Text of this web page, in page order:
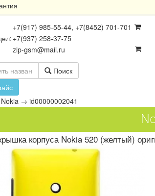
+7(917) 985-55-44, +7(8452) 701-701
+7(937) 258-37-75
zip-gsm@mail.ru
Поиск
Nokia → id00000002041
Разъёмы
корпуса Nokia 520 (желтый)